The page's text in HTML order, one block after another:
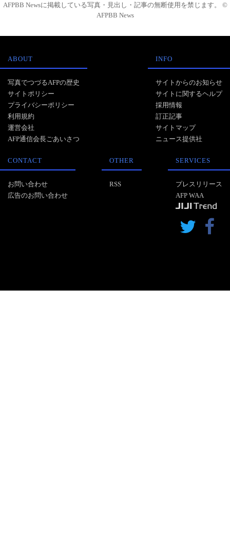
AFPBB Newsに掲載している写真・見出し・記事の無断使用を禁じます。 ©
AFPBB News
ABOUT
写真でつづるAFPの歴史
サイトポリシー
プライバシーポリシー
利用規約
運営会社
AFP通信会長ごあいさつ
INFO
サイトからのお知らせ
サイトに関するヘルプ
採用情報
訂正記事
サイトマップ
ニュース提供社
CONTACT
お問い合わせ
広告のお問い合わせ
OTHER
RSS
SERVICES
プレスリリース
AFP WAA